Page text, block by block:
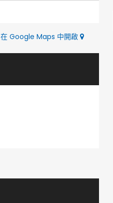
在 Google Maps 中開啟